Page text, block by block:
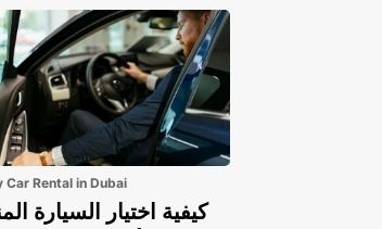
Car Rental in Dubai
كيفية اختيار السيارة